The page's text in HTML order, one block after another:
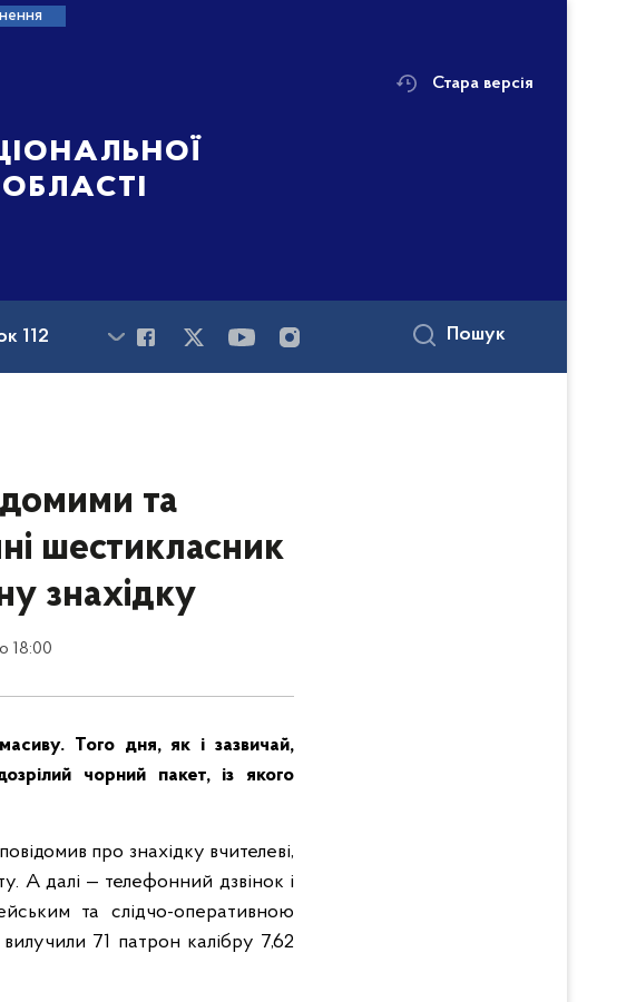
Стара версія
112 Пошук
та
шестикласник
знахідку
18:00
Того дня, як і зазвичай,
чорний пакет, із якого
про знахідку вчителеві,
А далі — телефонний дзвінок і
та слідчо-оперативною
71 патрон калібру 7,62